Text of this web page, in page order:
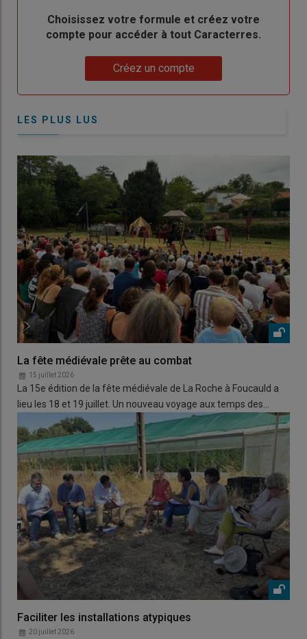
BodyChoisissez votre formule et créez votre
compte pour accéder à tout Caracterres.
Créez un compte
LES PLUS LUS
La fête médiévale prête au combat
15 juillet 2026
La 15e édition de la fête médiévale de La Roche à Foucauld a
lieu les 18 et 19 juillet. Un nouveau voyage aux temps des…
Faciliter les installations atypiques
20 juillet 2026